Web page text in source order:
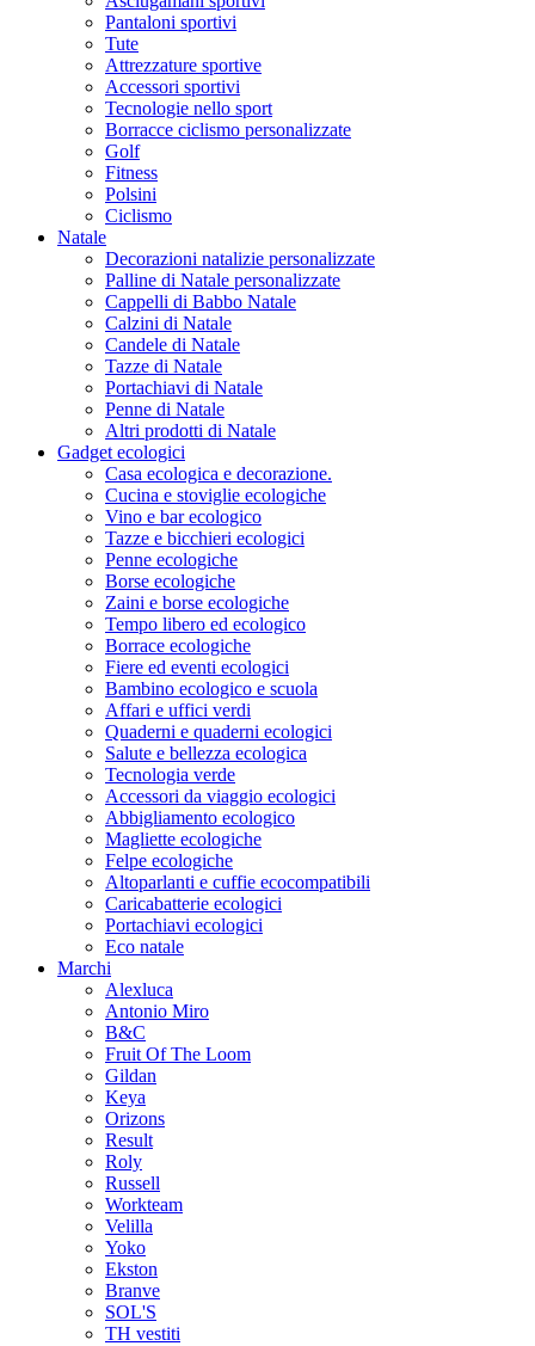
Pantaloni sportivi
Tute
Attrezzature sportive
Accessori sportivi
Tecnologie nello sport
Borracce ciclismo personalizzate
Golf
Fitness
Polsini
Ciclismo
Natale
Decorazioni natalizie personalizzate
Palline di Natale personalizzate
Cappelli di Babbo Natale
Calzini di Natale
Candele di Natale
Tazze di Natale
Portachiavi di Natale
Penne di Natale
Altri prodotti di Natale
Gadget ecologici
Casa ecologica e decorazione.
Cucina e stoviglie ecologiche
Vino e bar ecologico
Tazze e bicchieri ecologici
Penne ecologiche
Borse ecologiche
Zaini e borse ecologiche
Tempo libero ed ecologico
Borrace ecologiche
Fiere ed eventi ecologici
Bambino ecologico e scuola
Affari e uffici verdi
Quaderni e quaderni ecologici
Salute e bellezza ecologica
Tecnologia verde
Accessori da viaggio ecologici
Abbigliamento ecologico
Magliette ecologiche
Felpe ecologiche
Altoparlanti e cuffie ecocompatibili
Caricabatterie ecologici
Portachiavi ecologici
Eco natale
Marchi
Alexluca
Antonio Miro
B&C
Fruit Of The Loom
Gildan
Keya
Orizons
Result
Roly
Russell
Workteam
Velilla
Yoko
Ekston
Branve
SOL'S
TH vestiti